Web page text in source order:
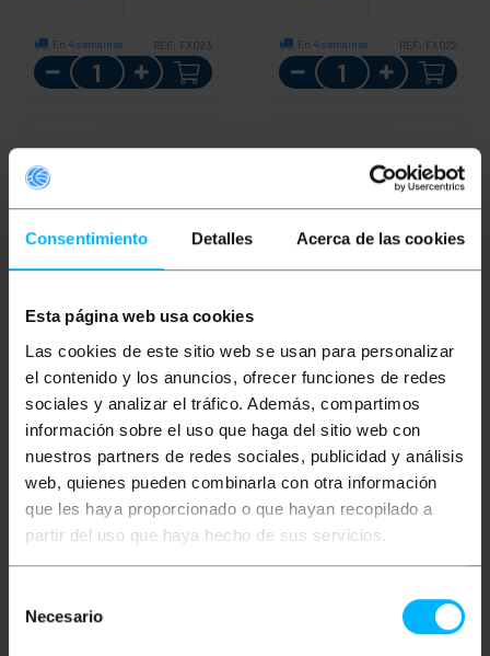
Consentimiento Detalles Acerca de las cookies
Esta página web usa cookies
Las cookies de este sitio web se usan para personalizar
el contenido y los anuncios, ofrecer funciones de redes
sociales y analizar el tráfico. Además, compartimos
información sobre el uso que haga del sitio web con
nuestros partners de redes sociales, publicidad y análisis
web, quienes pueden combinarla con otra información
que les haya proporcionado o que hayan recopilado a
partir del uso que haya hecho de sus servicios.
Necesario
En 4 semaines REF: FX023
Quantité
En 4 semaines REF: FX022
Quantité
BEMATIK
Câble à fibre
optique ST à simplex SC
multimode 50/125 de 3
PVP
5,54€
5,54€VAT inc.
PVD
4,99€
En 4 semaines REF: FX024
Quantité
Câble à fibre
optique ST à simplex SC
multimode 50/125 de 5
PVP
6,56€
6,56 € VAT inc.
PVD
5,90€
En 4 semaines REF: FX025
Quantité